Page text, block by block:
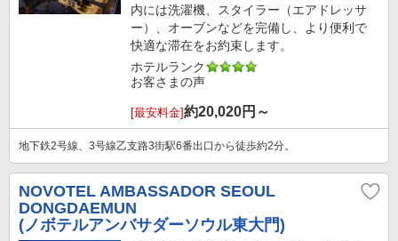
内には洗濯機、スタイラー（エアドレッサ
ー）、オーブンなどを完備し、より便利で
快適な滞在をお約束します。
ホテルランク
お客さまの声
[最安料金]約20,020円～
地下鉄2号線、3号線乙支路3街駅6番出口から徒歩約2分。
NOVOTEL AMBASSADOR SEOUL
DONGDAEMUN
(ノボテルアンバサダーソウル東大門)